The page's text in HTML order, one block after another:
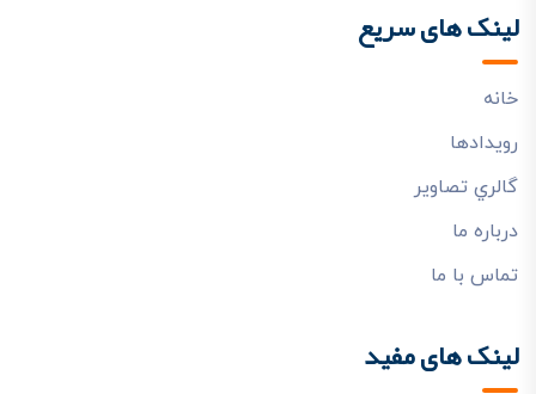
لینک های سریع
خانه
رويدادها
گالري تصاوير
درباره ما
تماس با ما
لینک های مفید